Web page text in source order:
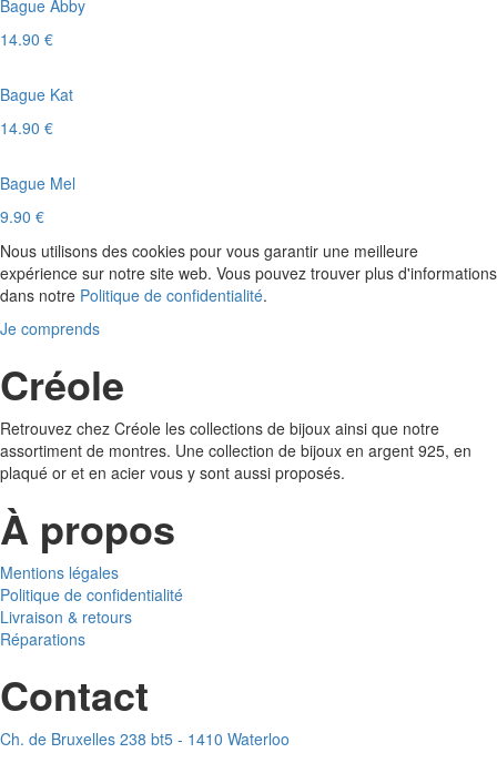
Bague Abby
14.90 €
Bague Kat
14.90 €
Bague Mel
9.90 €
Nous utilisons des cookies pour vous garantir une meilleure
expérience sur notre site web. Vous pouvez trouver plus d'informations
dans notre Politique de confidentialité.
Je comprends
Créole
Retrouvez chez Créole les collections de bijoux ainsi que notre
assortiment de montres. Une collection de bijoux en argent 925, en
plaqué or et en acier vous y sont aussi proposés.
À propos
Mentions légales
Politique de confidentialité
Livraison & retours
Réparations
Contact
Ch. de Bruxelles 238 bt5 - 1410 Waterloo